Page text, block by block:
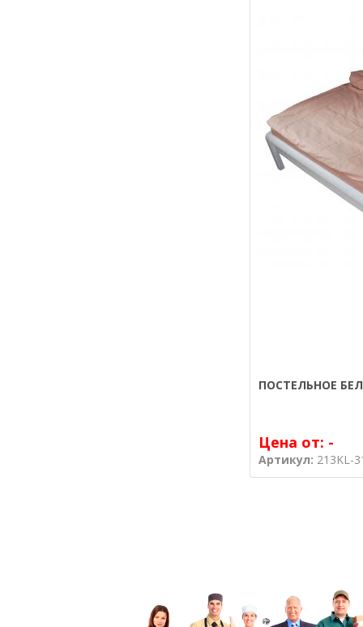
ПОСТЕЛЬНОЕ
Цена от: -
Артикул: 213KL-